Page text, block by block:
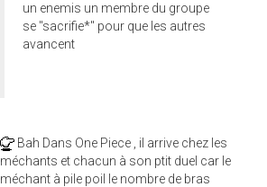
un enemis un membre du groupe
se "sacrifie*" pour que les autres
avancent
Bah Dans One Piece , il arrive chez les
méchants et chacun à son ptit duel car le
méchant à pile poil le nombre de bras